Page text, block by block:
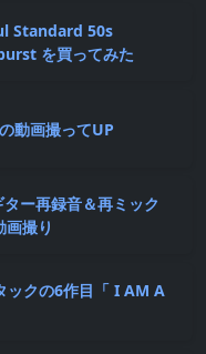
Standard 50s
を買ってみた
動画撮ってUP
ー再録音＆再ミック
撮り
ックの6作目「 I AM A